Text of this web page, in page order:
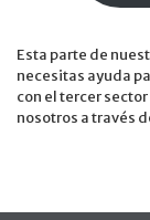
Esta parte de
necesitas ayuda
con el tercer
nosotros a través